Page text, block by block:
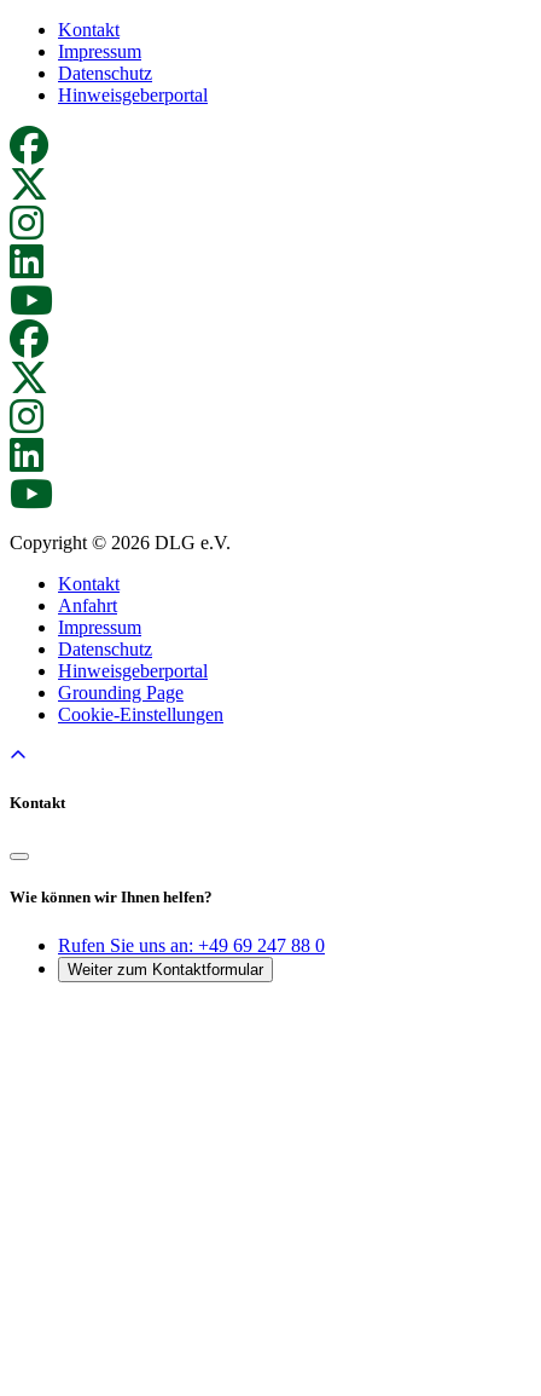
Kontakt
Impressum
Datenschutz
Hinweisgeberportal
Copyright © 2026 DLG e.V.
Kontakt
Anfahrt
Impressum
Datenschutz
Hinweisgeberportal
Grounding Page
Cookie-Einstellungen
Kontakt
Wie können wir Ihnen helfen?
Rufen Sie uns an: +49 69 247 88 0